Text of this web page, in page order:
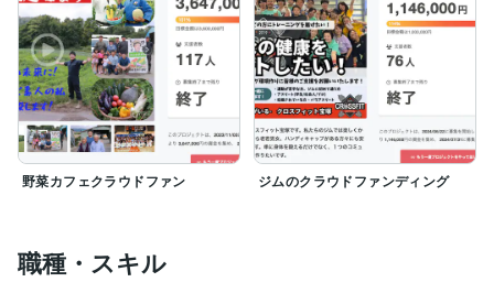
野菜カフェクラウドファン ジムのクラウドファンディング
職種・スキル